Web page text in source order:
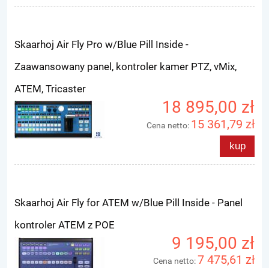
Skaarhoj Air Fly Pro w/Blue Pill Inside -
Zaawansowany panel, kontroler kamer PTZ, vMix,
ATEM, Tricaster
18 895,00 zł
Cena netto: 15 361,79 zł
kup
Skaarhoj Air Fly for ATEM w/Blue Pill Inside - Panel
kontroler ATEM z POE
9 195,00 zł
Cena netto:7 475,61 zł